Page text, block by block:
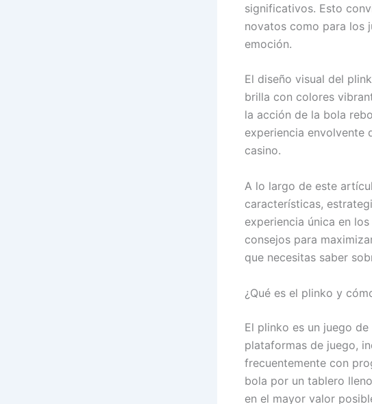
significativos. Esto
novatos como para los
emoción.
El diseño visual del
brilla con colores
la acción de la bola
experiencia envolvente
casino.
A lo largo de este
características,
experiencia única en
consejos para
que necesitas saber
¿Qué es el plinko y
El plinko es un juego
plataformas de juego,
frecuentemente con
bola por un tablero
en el mayor valor